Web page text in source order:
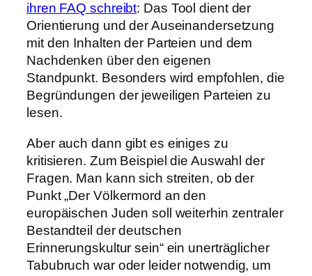
ihren FAQ schreibt: Das Tool dient der
Orientierung und der Auseinandersetzung
mit den Inhalten der Parteien und dem
Nachdenken über den eigenen
Standpunkt. Besonders wird empfohlen, die
Begründungen der jeweiligen Parteien zu
lesen.
Aber auch dann gibt es einiges zu
kritisieren. Zum Beispiel die Auswahl der
Fragen. Man kann sich streiten, ob der
Punkt „Der Völkermord an den
europäischen Juden soll weiterhin zentraler
Bestandteil der deutschen
Erinnerungskultur sein“ ein unerträglicher
Tabubruch war oder leider notwendig, um